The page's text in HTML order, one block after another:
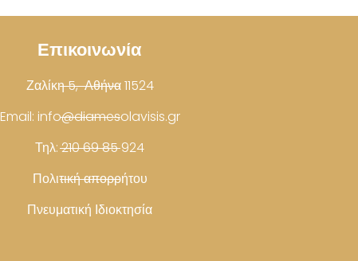
Επικοινωνία
Ζαλίκη 5, Αθήνα 11524
Email: info@diamesolavisis.gr
Τηλ: 210 69 85 924
Πολιτική απορρήτου
Πνευματική Ιδιοκτησία